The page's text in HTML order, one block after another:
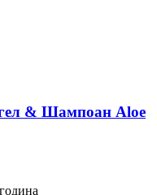
& Шампоан Aloe